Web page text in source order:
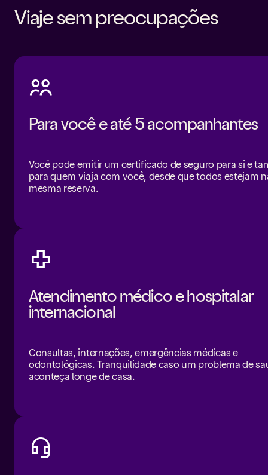
Viaje sem preocupações
Para você e até 5 acompanhantes
Você pode emitir um certificado de seguro para si e
para quem viaja com você, desde que todos estejam
mesma reserva.
Atendimento médico e hospitalar
internacional
Consultas, internações, emergências médicas e
odontológicas. Tranquilidade caso um problema de
aconteça longe de casa.